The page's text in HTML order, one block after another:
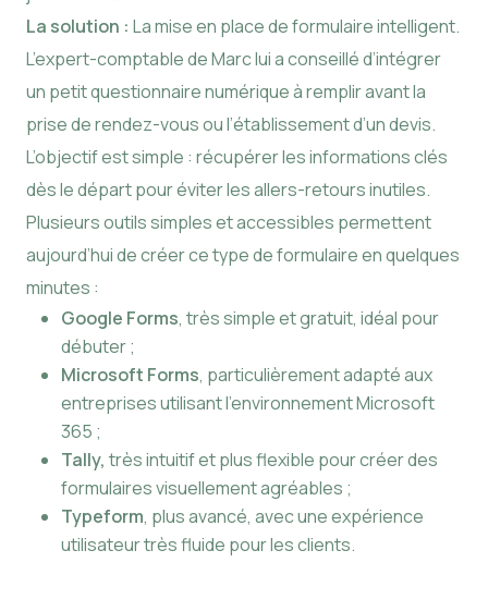
La solution : La mise en place de formulaire intelligent.
L’expert-comptable de Marc lui a conseillé d’intégrer
un petit questionnaire numérique à remplir avant la
prise de rendez-vous ou l’établissement d’un devis.
L’objectif est simple : récupérer les informations clés
dès le départ pour éviter les allers-retours inutiles.
Plusieurs outils simples et accessibles permettent
aujourd’hui de créer ce type de formulaire en quelques
minutes :
Google Forms, très simple et gratuit, idéal pour
débuter ;
Microsoft Forms, particulièrement adapté aux
entreprises utilisant l’environnement Microsoft
365 ;
Tally, très intuitif et plus flexible pour créer des
formulaires visuellement agréables ;
Typeform, plus avancé, avec une expérience
utilisateur très fluide pour les clients.